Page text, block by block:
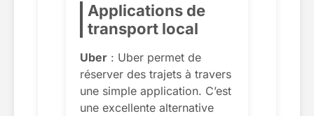
Applications de
transport local
Uber : Uber permet de
réserver des trajets à travers
une simple application. C’est
une excellente alternative